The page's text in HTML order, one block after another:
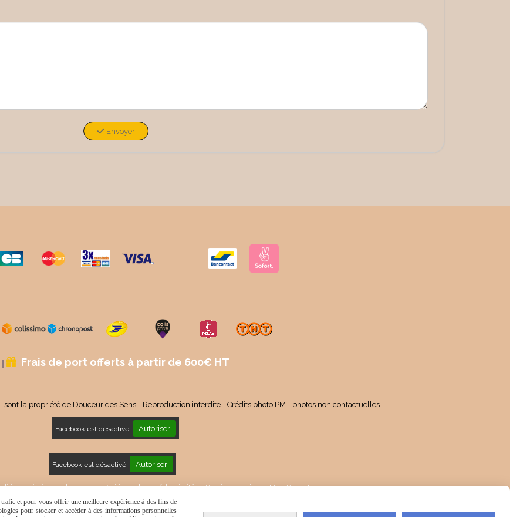
Envoyer
 Frais de port offerts à partir de 600€ HT
sont la propriété de Douceur des Sens - Reproduction interdite - Crédits photo PM - photos non contactuelles.
Facebook est désactivé. Autoriser
Facebook est désactivé. Autoriser
générales de vente Politique de confidentialité Gestion cookies Mon Compte
et pour vous offrir une meilleure expérience à des fins de
pour stocker et accéder à des informations personnelles